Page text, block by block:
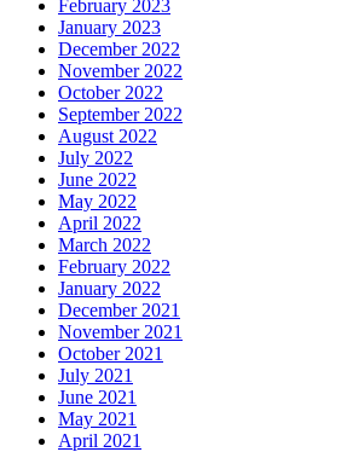
February 2023
January 2023
December 2022
November 2022
October 2022
September 2022
August 2022
July 2022
June 2022
May 2022
April 2022
March 2022
February 2022
January 2022
December 2021
November 2021
October 2021
July 2021
June 2021
May 2021
April 2021